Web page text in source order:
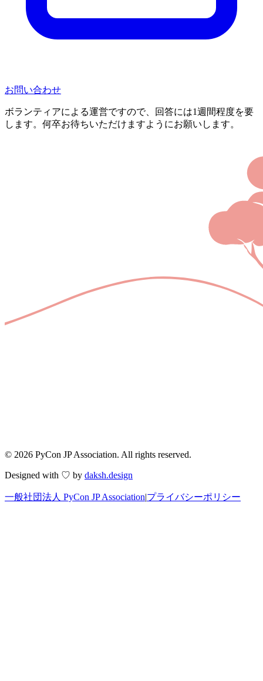
お問い合わせ
ボランティアによる運営ですので、回答には1週間程度を要
します。何卒お待ちいただけますようにお願いします。
© 2026 PyCon JP Association. All rights reserved.
Designed with ♡ by daksh.design
一般社団法人 PyCon JP Association|プライバシーポリシー